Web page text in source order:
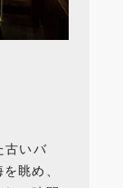
古いバ
眺め、